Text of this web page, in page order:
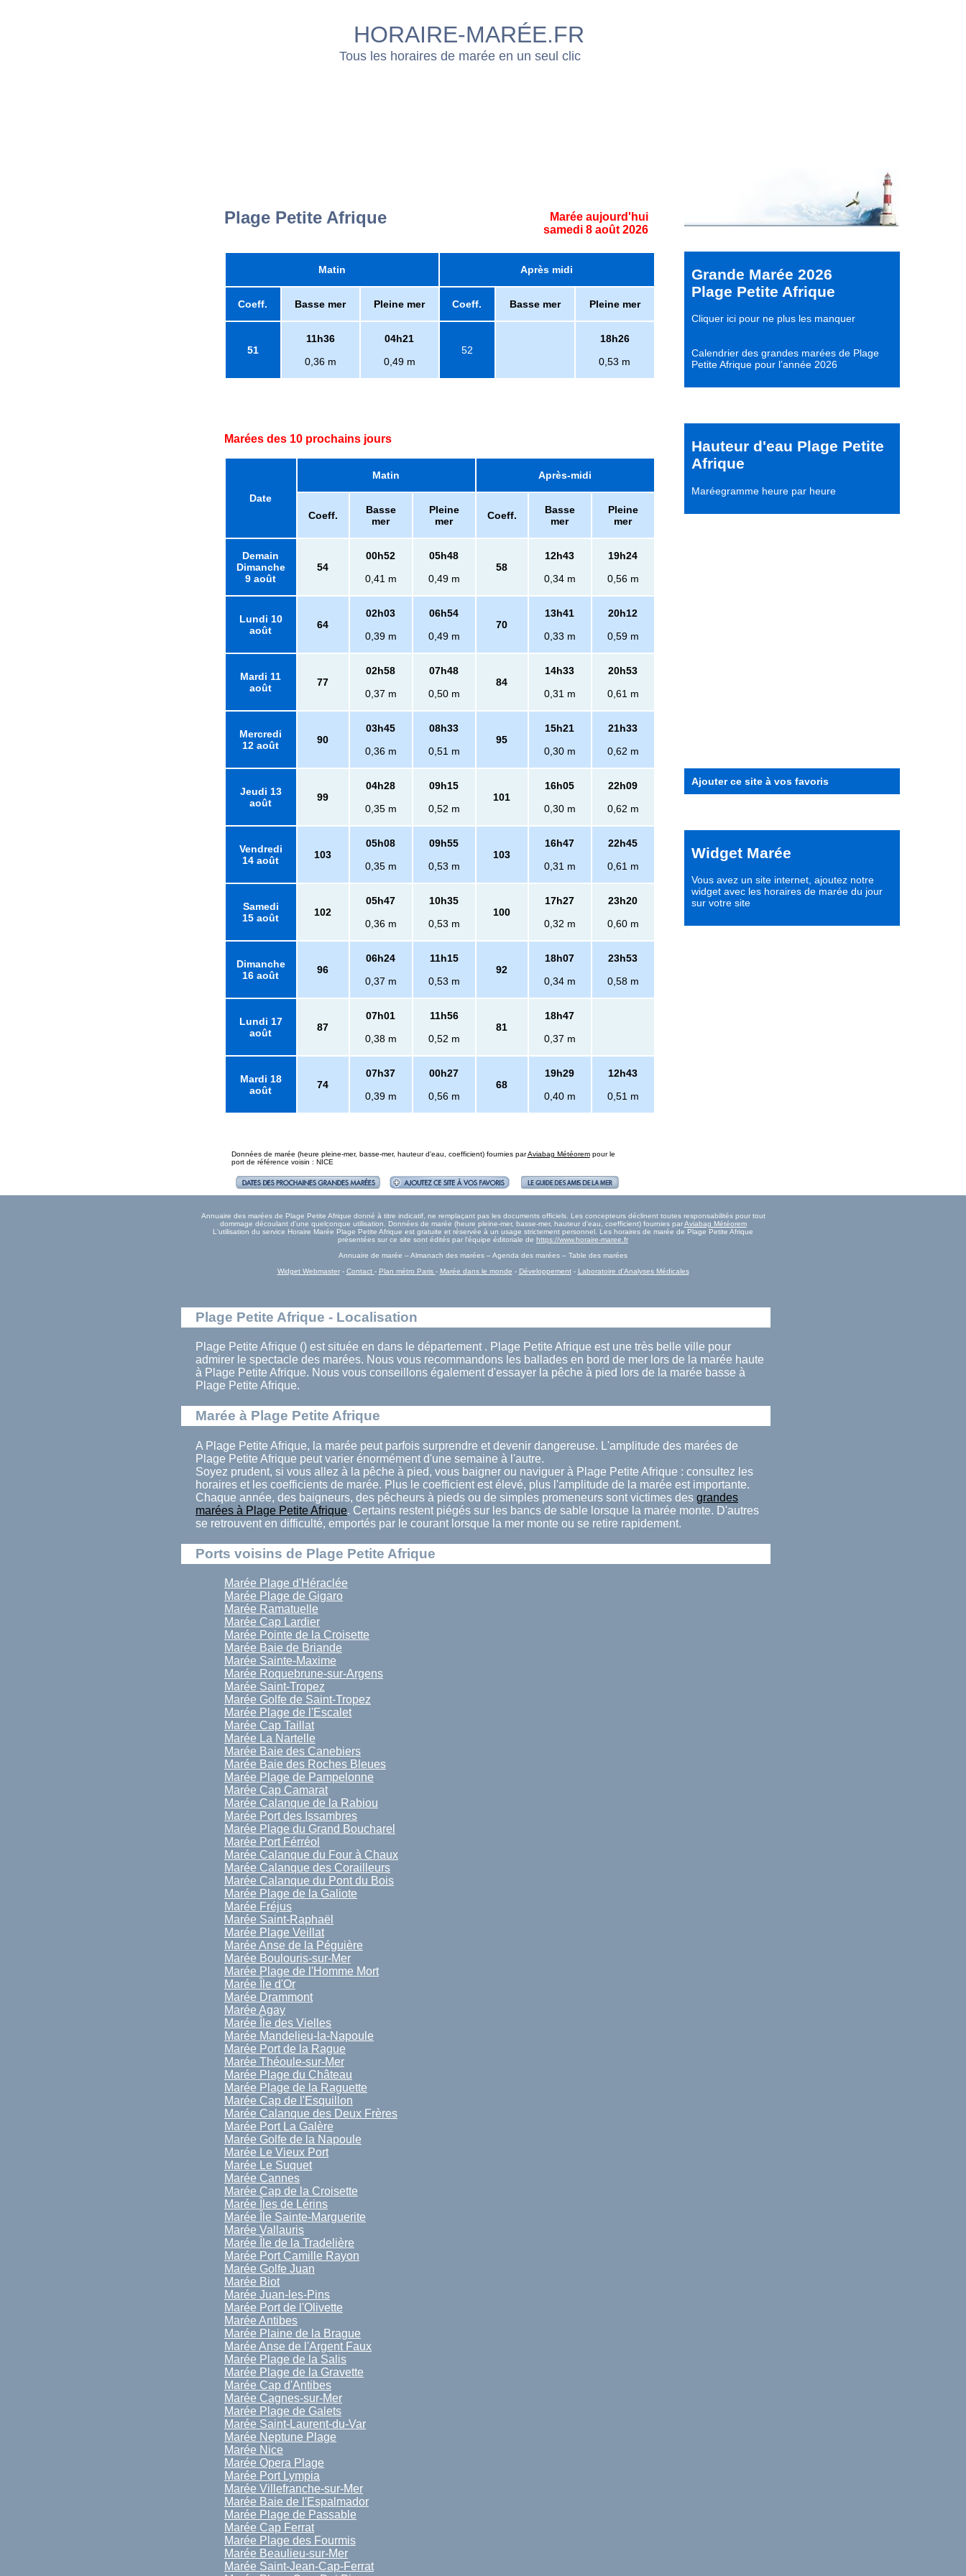
HORAIRE-MARÉE.FR
Tous les horaires de marée en un seul clic
Plage Petite Afrique
Marée aujourd'hui
samedi 8 août 2026
Matin Après midi
Coeff. Basse mer Pleine mer Coeff. Basse mer Pleine mer
51
11h36
0,36 m
04h21
0,49 m
52
18h26
0,53 m
Marées des 10 prochains jours
Date
Matin Après-midi
Coeff.
Basse
mer
Pleine
mer
Coeff.
Basse
mer
Pleine
mer
Demain
Dimanche
9 août
54
00h52
0,41 m
05h48
0,49 m
58
12h43
0,34 m
19h24
0,56 m
Lundi 10
août
64
02h03
0,39 m
06h54
0,49 m
70
13h41
0,33 m
20h12
0,59 m
Mardi 11
août
77
02h58
0,37 m
07h48
0,50 m
84
14h33
0,31 m
20h53
0,61 m
Mercredi
12 août
90
03h45
0,36 m
08h33
0,51 m
95
15h21
0,30 m
21h33
0,62 m
Jeudi 13
août
99
04h28
0,35 m
09h15
0,52 m
101
16h05
0,30 m
22h09
0,62 m
Vendredi
14 août
103
05h08
0,35 m
09h55
0,53 m
103
16h47
0,31 m
22h45
0,61 m
Samedi
15 août
102
05h47
0,36 m
10h35
0,53 m
100
17h27
0,32 m
23h20
0,60 m
Dimanche
16 août
96
06h24
0,37 m
11h15
0,53 m
92
18h07
0,34 m
23h53
0,58 m
Lundi 17
août
87
07h01
0,38 m
11h56
0,52 m
81
18h47
0,37 m
Mardi 18
août
74
07h37
0,39 m
00h27
0,56 m
68
19h29
0,40 m
12h43
0,51 m
Données de marée (heure pleine-mer, basse-mer, hauteur d'eau, coefficient) fournies parAviabag Météorempour le
port de référence voisin : NICE
Grande Marée 2026
Plage Petite Afrique
Cliquer ici pour ne plus les manquer
Calendrier des grandes marées de Plage
Petite Afrique pour l’année 2026
Hauteur d'eau Plage Petite
Afrique
Maréegramme heure par heure
Ajouter ce site à vos favoris
Widget Marée
Vous avez un site internet, ajoutez notre
widget avec les horaires de marée du jour
sur votre site
Annuaire des marées de Plage Petite Afrique donné à titre indicatif, ne remplaçant pas les documents officiels. Les concepteurs déclinent toutes responsabilités pour tout
dommage découlant d'une quelconque utilisation. Données de marée (heure pleine-mer, basse-mer, hauteur d'eau, coefficient) fournies parAviabag Météorem
L'utilisation du service Horaire Marée Plage Petite Afrique est gratuite et réservée à un usage strictement personnel. Les horaires de marée de Plage Petite Afrique
présentées sur ce site sont édités par l'équipe éditoriale de https://www.horaire-maree.fr
Annuaire de marée – Almanach des marées – Agenda des marées – Table des marées
Widget Webmaster- Contact - Plan métro Paris - Marée dans le monde - Développement- Laboratoire d'Analyses Médicales
Plage Petite Afrique - Localisation
Plage Petite Afrique () est située en dans le département . Plage Petite Afrique est une très belle ville pour
admirer le spectacle des marées. Nous vous recommandons les ballades en bord de mer lors de la marée haute
à Plage Petite Afrique. Nous vous conseillons également d'essayer la pêche à pied lors de la marée basse à
Plage Petite Afrique.
Marée à Plage Petite Afrique
A Plage Petite Afrique, la marée peut parfois surprendre et devenir dangereuse. L'amplitude des marées de
Plage Petite Afrique peut varier énormément d'une semaine à l'autre.
Soyez prudent, si vous allez à la pêche à pied, vous baigner ou naviguer à Plage Petite Afrique : consultez les
horaires et les coefficients de marée. Plus le coefficient est élevé, plus l'amplitude de la marée est importante.
Chaque année, des baigneurs, des pêcheurs à pieds ou de simples promeneurs sont victimes des grandes
marées à Plage Petite Afrique. Certains restent piégés sur les bancs de sable lorsque la marée monte. D'autres
se retrouvent en difficulté, emportés par le courant lorsque la mer monte ou se retire rapidement.
Ports voisins de Plage Petite Afrique
Marée Plage d'Héraclée
Marée Plage de Gigaro
Marée Ramatuelle
Marée Cap Lardier
Marée Pointe de la Croisette
Marée Baie de Briande
Marée Sainte-Maxime
Marée Roquebrune-sur-Argens
Marée Saint-Tropez
Marée Golfe de Saint-Tropez
Marée Plage de l'Escalet
Marée Cap Taillat
Marée La Nartelle
Marée Baie des Canebiers
Marée Baie des Roches Bleues
Marée Plage de Pampelonne
Marée Cap Camarat
Marée Calanque de la Rabiou
Marée Port des Issambres
Marée Plage du Grand Boucharel
Marée Port Férréol
Marée Calanque du Four à Chaux
Marée Calanque des Corailleurs
Marée Calanque du Pont du Bois
Marée Plage de la Galiote
Marée Fréjus
Marée Saint-Raphaël
Marée Plage Veillat
Marée Anse de la Péguière
Marée Boulouris-sur-Mer
Marée Plage de l'Homme Mort
Marée Île d'Or
Marée Drammont
Marée Agay
Marée Île des Vielles
Marée Mandelieu-la-Napoule
Marée Port de la Rague
Marée Théoule-sur-Mer
Marée Plage du Château
Marée Plage de la Raguette
Marée Cap de l'Esquillon
Marée Calanque des Deux Frères
Marée Port La Galère
Marée Golfe de la Napoule
Marée Le Vieux Port
Marée Le Suquet
Marée Cannes
Marée Cap de la Croisette
Marée Îles de Lérins
Marée Île Sainte-Marguerite
Marée Vallauris
Marée Île de la Tradelière
Marée Port Camille Rayon
Marée Golfe Juan
Marée Biot
Marée Juan-les-Pins
Marée Port de l'Olivette
Marée Antibes
Marée Plaine de la Brague
Marée Anse de l'Argent Faux
Marée Plage de la Salis
Marée Plage de la Gravette
Marée Cap d'Antibes
Marée Cagnes-sur-Mer
Marée Plage de Galets
Marée Saint-Laurent-du-Var
Marée Neptune Plage
Marée Nice
Marée Opera Plage
Marée Port Lympia
Marée Villefranche-sur-Mer
Marée Baie de l'Espalmador
Marée Plage de Passable
Marée Cap Ferrat
Marée Plage des Fourmis
Marée Beaulieu-sur-Mer
Marée Saint-Jean-Cap-Ferrat